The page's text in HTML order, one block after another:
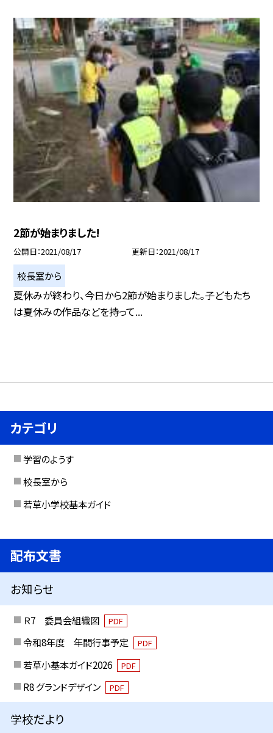
2節が始まりました!
公開日 2021/08/17 更新日 2021/08/17
校長室から
夏休みが終わり、今日から2節が始まりました。子どもたち
は夏休みの作品などを持って...
カテゴリ
学習のようす
校長室から
若草小学校基本ガイド
配布文書
お知らせ
Ｒ7 委員会組織図 PDF
令和8年度 年間行事予定 PDF
若草小基本ガイド2026 PDF
R8 グランドデザイン PDF
学校だより